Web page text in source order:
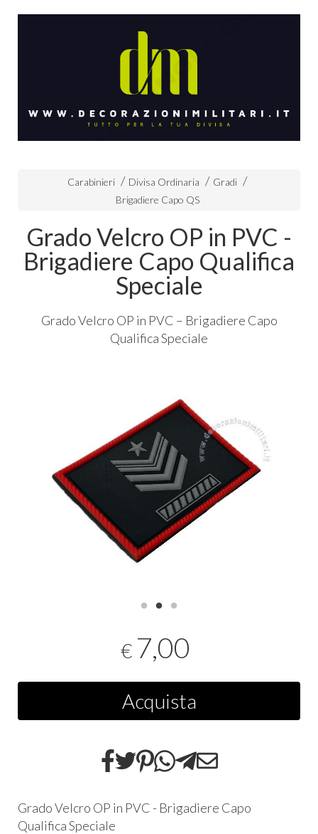
Carabinieri Divisa Ordinaria
Gradi
Brigadiere Capo QS
Grado Velcro OP in PVC -
Brigadiere Capo Qualifica
Speciale
Grado Velcro OP in PVC – Brigadiere Capo
Qualifica Speciale
€ 7,00
Acquista
Grado Velcro OP in PVC - Brigadiere Capo
Qualifica Speciale